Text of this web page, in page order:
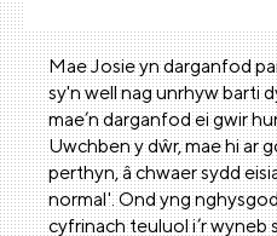
Mae Josie yn darganfod
sy'n well nag unrhyw barti
mae’n darganfod ei gwir
Uwchben y dŵr, mae hi ar
perthyn, â chwaer sydd
normal'. Ond yng
cyfrinach teuluol i’r wyneb